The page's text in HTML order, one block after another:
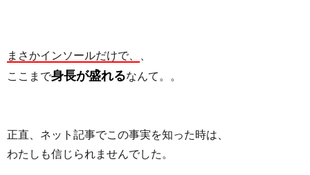
まさかインソールだけで、
ここまで身長が盛れるなんて。。
正直、ネット記事でこの事実を知った時は、
わたしも信じられませんでした。